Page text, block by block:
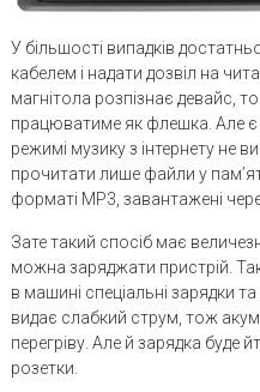
У більшості випадків
кабелем і надати дозвіл на
магнітола розпізнає девайс,
працюватиме як флешка. Але
режимі музику з інтернету не
прочитати лише файли у
форматі MP3, завантажені
Зате такий спосіб має
можна заряджати пристрій.
в машині спеціальні зарядки
видає слабкий струм, тож
перегріву. Але й зарядка буде
розетки.